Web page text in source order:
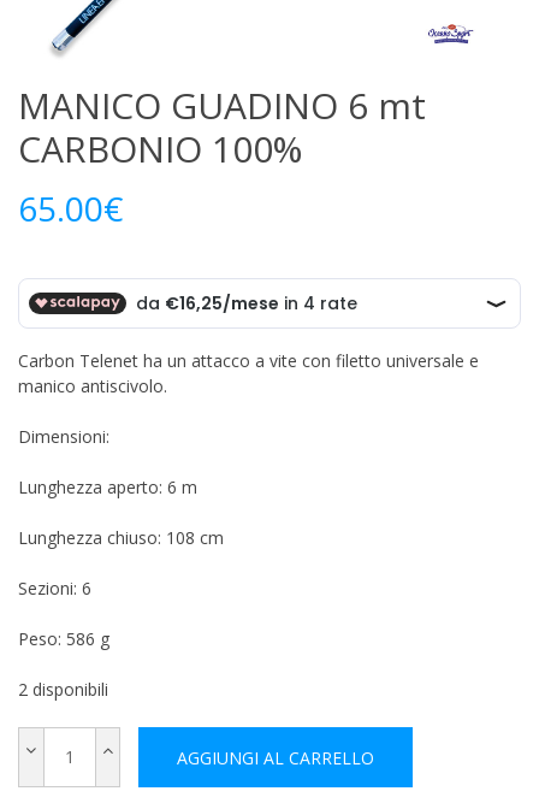
MANICO GUADINO 6 mt
CARBONIO 100%
65.00€
Carbon Telenet ha un attacco a vite con filetto universale e
manico antiscivolo.
Dimensioni:
Lunghezza aperto: 6 m
Lunghezza chiuso: 108 cm
Sezioni: 6
Peso: 586 g
2 disponibili
AGGIUNGI AL CARRELLO